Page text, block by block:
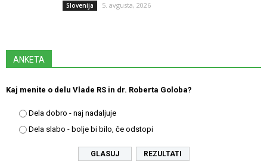
Slovenija 5. avgusta, 2026
ANKETA
Kaj menite o delu Vlade RS in dr. Roberta Goloba?
Dela dobro - naj nadaljuje
Dela slabo - bolje bi bilo, če odstopi
REZULTATI